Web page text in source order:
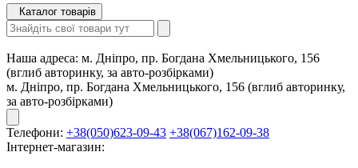
Каталог товарів
Наша адреса: м. Дніпро, пр. Богдана Хмельницького, 156
(вглиб авторинку, за авто-розбірками)
м. Дніпро, пр. Богдана Хмельницького, 156 (вглиб авторинку,
за авто-розбірками)
Телефони: +38(050)623-09-43 +38(067)162-09-38
Інтернет-магазин: